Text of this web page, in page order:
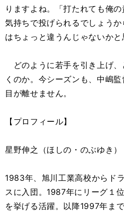
りますよね。「打たれても俺
気持ちで投げられるでしょう
はちょっと違うんじゃないかと
どのように若手を引き上げ、
くのか。今シーズンも、中嶋
目が離せません。
【プロフィール】
星野伸之（ほしの・のぶゆき）
1983年、旭川工業高校からド
スに入団。1987年にリーグ１
を挙げる活躍。以降1997年ま